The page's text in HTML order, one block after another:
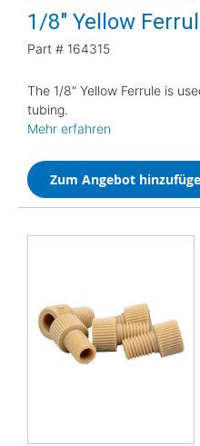
1/8" Yellow
Part # 164315
The 1/8" Yellow Ferrule is
tubing.
Mehr erfahren
Zum Angebot